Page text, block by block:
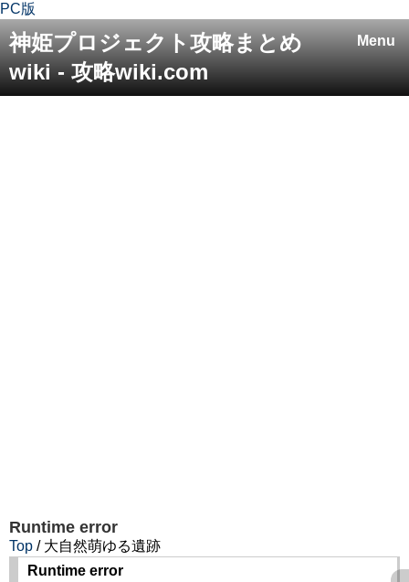
PC版
Menu
神姫プロジェクト攻略まとめ
wiki - 攻略wiki.com
Runtime error
Top / 大自然萌ゆる遺跡
Runtime error